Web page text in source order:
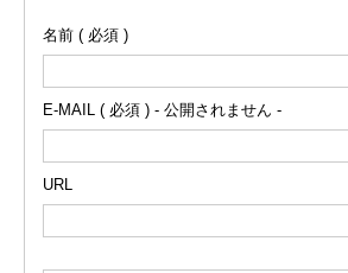
名前 ( 必須 )
E-MAIL ( 必須 ) - 公開されません -
URL